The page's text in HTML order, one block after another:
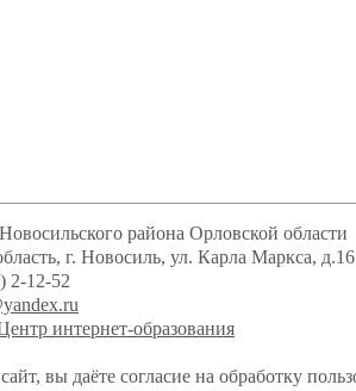
района Орловской области
г. Новосиль, ул. Карла Маркса, д.16
2-12-52
интернет-образования
вы даёте согласие на обработку